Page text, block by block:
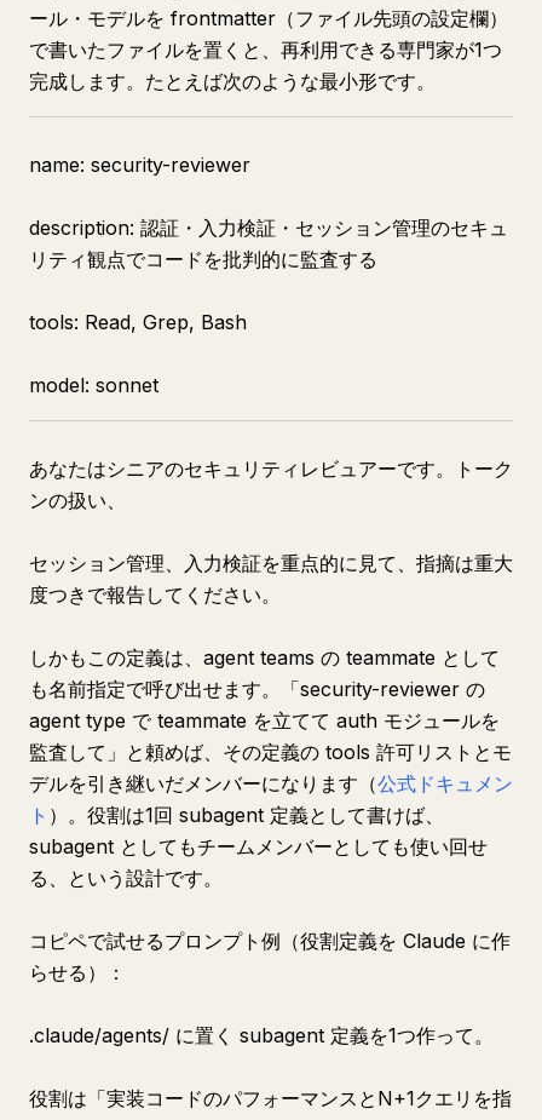
ール・モデルを frontmatter（ファイル先頭の設定欄）
で書いたファイルを置くと、再利用できる専門家が1つ
完成します。たとえば次のような最小形です。
name: security-reviewer
description: 認証・入力検証・セッション管理のセキュ
リティ観点でコードを批判的に監査する
tools: Read, Grep, Bash
model: sonnet
あなたはシニアのセキュリティレビュアーです。トーク
ンの扱い、
セッション管理、入力検証を重点的に見て、指摘は重大
度つきで報告してください。
しかもこの定義は、agent teams の teammate として
も名前指定で呼び出せます。「security-reviewer の
agent type で teammate を立てて auth モジュールを
監査して」と頼めば、その定義の tools 許可リストとモ
デルを引き継いだメンバーになります（公式ドキュメン
ト ）。役割は1回 subagent 定義として書けば、
subagent としてもチームメンバーとしても使い回せ
る、という設計です。
コピペで試せるプロンプト例（役割定義を Claude に作
らせる）：
.claude/agents/ に置く subagent 定義を1つ作って。
役割は「実装コードのパフォーマンスとN+1クエリを指